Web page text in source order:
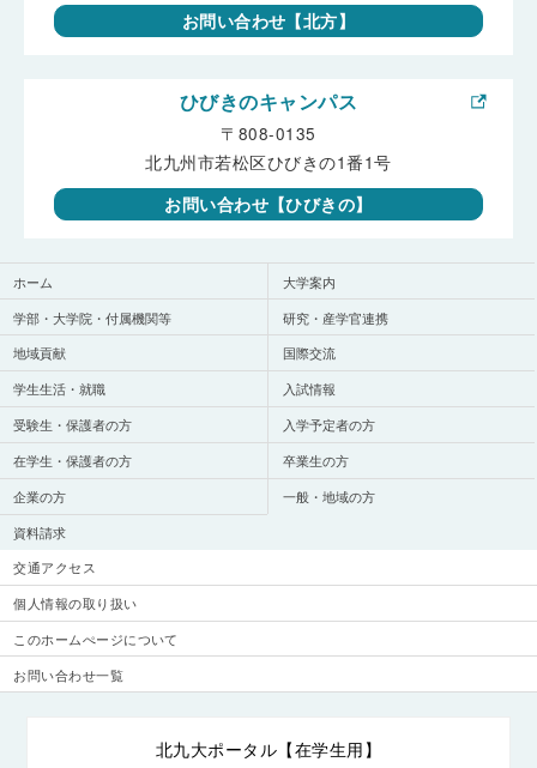
ホーム
大学案内
学部・大学院・付属機関等
研究・産学官連携
地域貢献
国際交流
学生生活・就職
入試情報
受験生・保護者の方
入学予定者の方
在学生・保護者の方
卒業生の方
企業の方
一般・地域の方
資料請求
お問い合わせ【北方】
ひびきのキャンパス
〒808-0135
北九州市若松区ひびきの1番1号
お問い合わせ【ひびきの】
交通アクセス
個人情報の取り扱い
このホームぺージについて
お問い合わせ一覧
北九大ポータル【在学生用】